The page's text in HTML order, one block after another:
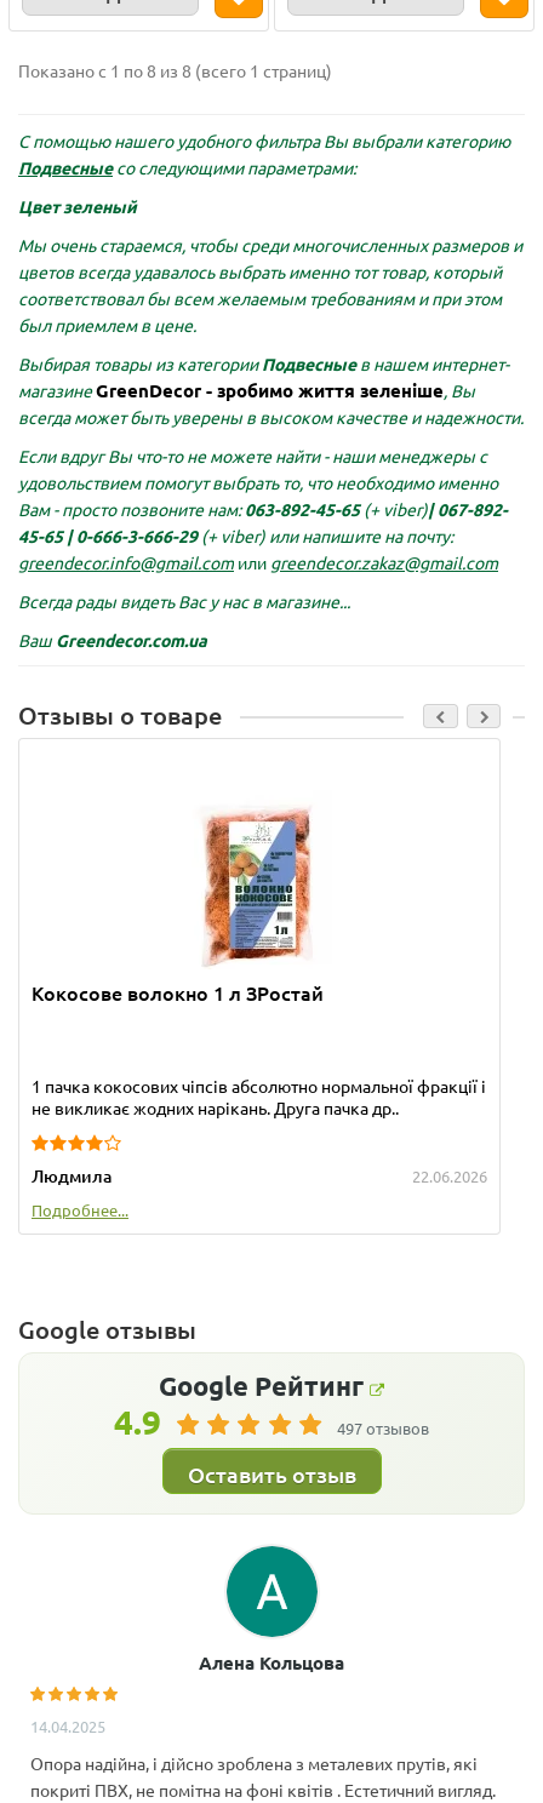
Показано с 1 по 8 из 8 (всего 1 страниц)
С помощью нашего удобного фильтра Вы выбрали категорию
Подвесныесо следующими параметрами:
Цвет зеленый
Мы очень стараемся, чтобы среди многочисленных размеров и
цветов всегда удавалось выбрать именно тот товар, который
соответствовал бы всем желаемым требованиям и при этом
был приемлем в цене.
Выбирая товары из категорииПодвесныев нашем интернет-
магазинеGreenDecor - зробимо життя зеленіше, Вы
всегда может быть уверены в высоком качестве и надежности.
Если вдруг Вы что-то не можете найти - наши менеджеры с
удовольствием помогут выбрать то, что необходимо именно
Вам - просто позвоните нам:063-892-45-65(+ viber)|067-892-
45-65 | 0-666-3-666-29(+ viber) или напишите на почту:
greendecor.info@gmail.com или greendecor.zakaz@gmail.com
Всегда рады видеть Вас у нас в магазине...
Ваш Greendecor.com.ua
Отзывы о товаре
Кокосове волокно 1 л ЗРостай
1 пачка кокосових чіпсів абсолютно нормальної фракції і
не викликає жодних нарікань. Друга пачка др..
Людмила
22.06.2026
Подробнее...
Google отзывы
Google Рейтинг
4.9 497 отзывов
Оставить отзыв
Алена Кольцова
14.04.2025
Опора надійна, і дійсно зроблена з металевих прутів, які
покриті ПВХ, не помітна на фоні квітів . Естетичний вигляд.